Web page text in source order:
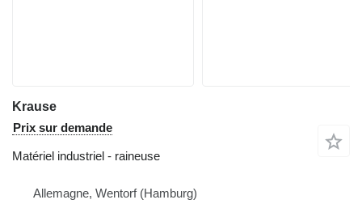
Krause
Prix sur demande
Matériel industriel - raineuse
Allemagne, Wentorf (Hamburg)